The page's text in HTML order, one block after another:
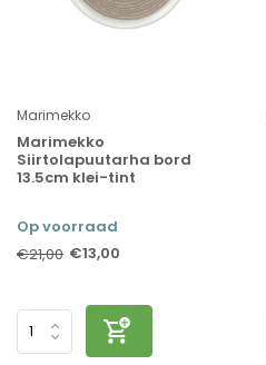
Marimekko
Marimekko
Siirtolapuutarha bord
13.5cm klei-tint
Op voorraad
€21,00 €13,00